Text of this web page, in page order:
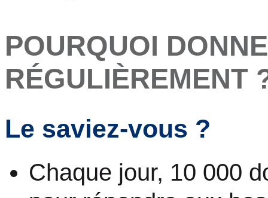
POURQUOI
RÉGULIÈREMENT
Le saviez-vous ?
Chaque jour, 10 000